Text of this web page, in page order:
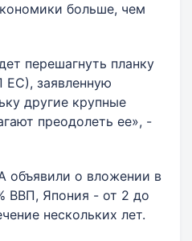
больше, чем
перешагнуть планку
ЕС), заявленную
другие крупные
преодолеть ее», -
объявили о вложении в
ВВП, Япония - от 2 до
нескольких лет.